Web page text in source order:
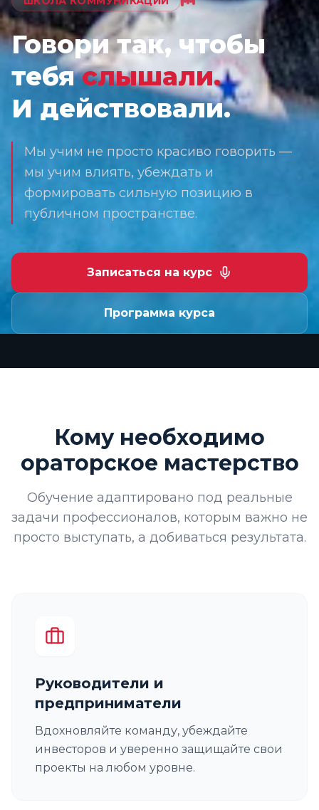
Говори так, чтобы
тебяслышали.
И действовали.
Мы учим не просто красиво говорить —
мы учим влиять, убеждать и
формировать сильную позицию в
публичном пространстве.
Записаться на курс
Программа курса
Кому необходимо
ораторское мастерство
Обучение адаптировано под реальные
задачи профессионалов, которым важно не
просто выступать, а добиваться результата.
Руководители и
предприниматели
Вдохновляйте команду, убеждайте
инвесторов и уверенно защищайте свои
проекты на любом уровне.